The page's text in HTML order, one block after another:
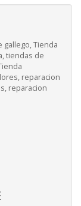
gallego, Tienda
tiendas de
reparacion
reparacion